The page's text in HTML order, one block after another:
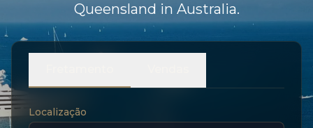
Queensland in Australia.
Localização